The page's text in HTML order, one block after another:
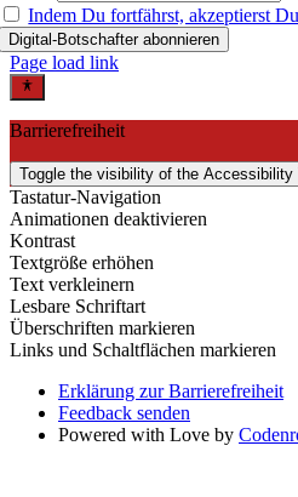
Indem Du fortfährst, akzeptierst
Page load link
Barrierefreiheit
Toggle the visibility of the Accessibility
Tastatur-Navigation
Animationen deaktivieren
Kontrast
Textgröße erhöhen
Text verkleinern
Lesbare Schriftart
Überschriften markieren
Links und Schaltflächen markieren
Erklärung zur Barrierefreiheit
Feedback senden
Powered with Love by